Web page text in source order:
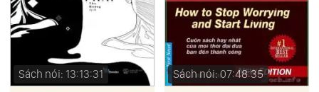
Sách nói: 13:13:31 Sách nói: 07:48:35